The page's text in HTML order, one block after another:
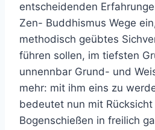
entscheidenden
Zen- Buddhismus Wege
methodisch geübtes
führen sollen, im tiefsten
unnennbar Grund- und
mehr: mit ihm eins zu
bedeutet nun mit
Bogenschießen in freilich